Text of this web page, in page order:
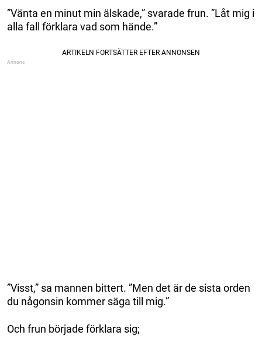
”Vänta en minut min älskade,” svarade frun. ”Låt mig i
alla fall förklara vad som hände.”
”Visst,” sa mannen bittert. ”Men det är de sista orden
du någonsin kommer säga till mig.”
Och frun började förklara sig;